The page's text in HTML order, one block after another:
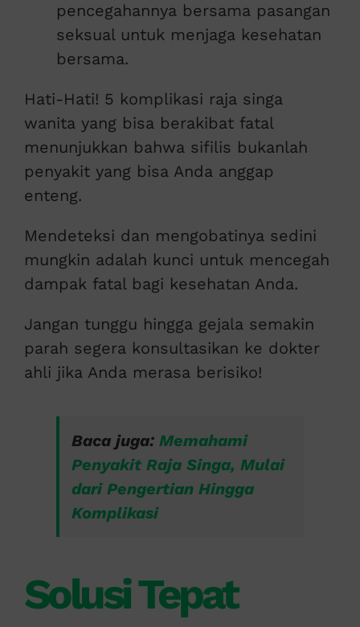
pencegahannya bersama pasangan
seksual untuk menjaga kesehatan
bersama.
Hati-Hati! 5 komplikasi raja singa
wanita yang bisa berakibat fatal
menunjukkan bahwa sifilis bukanlah
penyakit yang bisa Anda anggap
enteng.
Mendeteksi dan mengobatinya sedini
mungkin adalah kunci untuk mencegah
dampak fatal bagi kesehatan Anda.
Jangan tunggu hingga gejala semakin
parah segera konsultasikan ke dokter
ahli jika Anda merasa berisiko!
Baca juga: Memahami
Penyakit Raja Singa, Mulai
dari Pengertian Hingga
Komplikasi
Solusi Tepat